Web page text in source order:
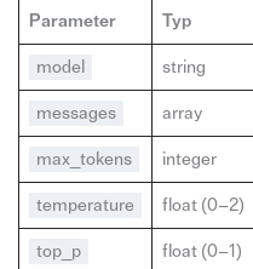
Parameter Typ
model string
messages array
max_tokens integer
temperature float (0–2)
top_p float (0–1)